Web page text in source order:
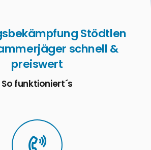
Stödtlen
schnell &
preiswert
So funktioniert´s